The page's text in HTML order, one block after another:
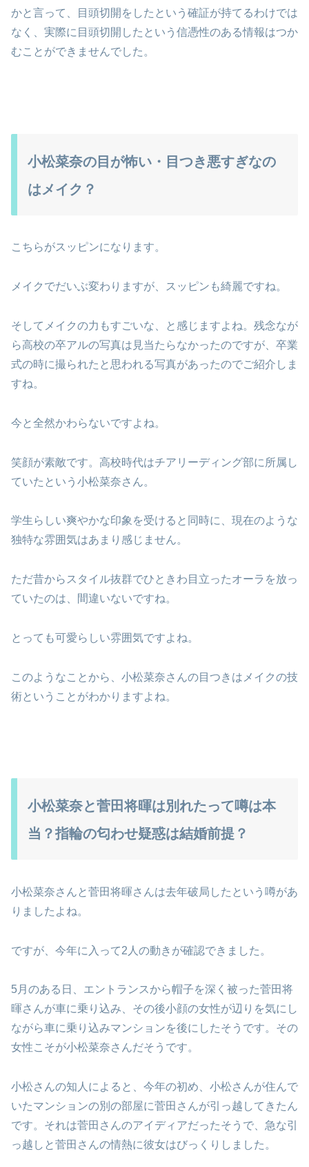
かと言って、目頭切開をしたという確証が持てるわけでは
なく、実際に目頭切開したという信憑性のある情報はつか
むことができませんでした。
小松菜奈の目が怖い・目つき悪すぎなの
はメイク？
こちらがスッピンになります。
メイクでだいぶ変わりますが、スッピンも綺麗ですね。
そしてメイクの力もすごいな、と感じますよね。残念なが
ら高校の卒アルの写真は見当たらなかったのですが、卒業
式の時に撮られたと思われる写真があったのでご紹介しま
すね。
今と全然かわらないですよね。
笑顔が素敵です。高校時代はチアリーディング部に所属し
ていたという小松菜奈さん。
学生らしい爽やかな印象を受けると同時に、現在のような
独特な雰囲気はあまり感じません。
ただ昔からスタイル抜群でひときわ目立ったオーラを放っ
ていたのは、間違いないですね。
とっても可愛らしい雰囲気ですよね。
このようなことから、小松菜奈さんの目つきはメイクの技
術ということがわかりますよね。
小松菜奈と菅田将暉は別れたって噂は本
当？指輪の匂わせ疑惑は結婚前提？
小松菜奈さんと菅田将暉さんは去年破局したという噂があ
りましたよね。
ですが、今年に入って2人の動きが確認できました。
5月のある日、エントランスから帽子を深く被った菅田将
暉さんが車に乗り込み、その後小顔の女性が辺りを気にし
ながら車に乗り込みマンションを後にしたそうです。その
女性こそが小松菜奈さんだそうです。
小松さんの知人によると、今年の初め、小松さんが住んで
いたマンションの別の部屋に菅田さんが引っ越してきたん
です。それは菅田さんのアイディアだったそうで、急な引
っ越しと菅田さんの情熱に彼女はびっくりしました。